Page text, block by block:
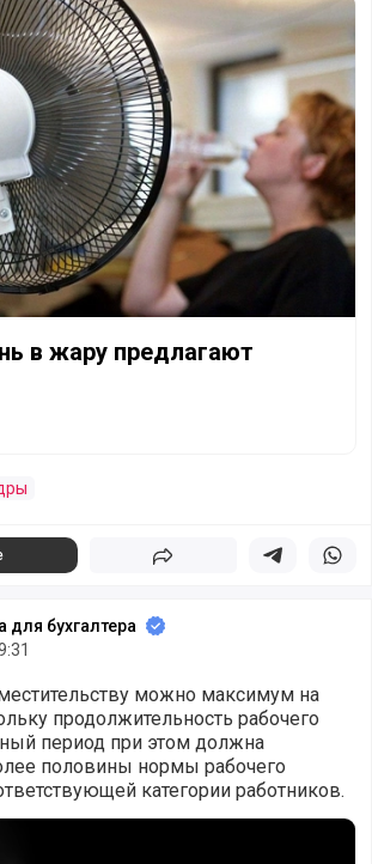
предлагают сократить
в жару предлагают
Поделиться Поделиться в
для бухгалтера
можно максимум на
продолжительность рабочего
период при этом должна
половины нормы рабочего
категории работников.
можно работать максимум на 0,5